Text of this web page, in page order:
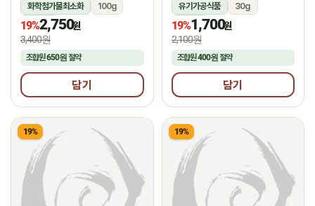
화학첨가물최소화
100g
상온
19%2,750원
3,400원
조합원650원 절약
담기
유기가공식품
30g
상온
19%1,700원
2,100원
조합원400원절약
담기
19% 19%